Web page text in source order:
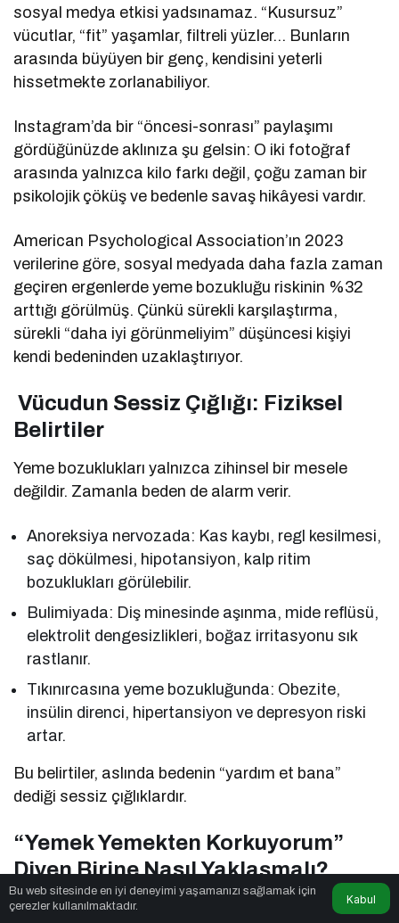
sosyal medya etkisi yadsınamaz. “Kusursuz”
vücutlar, “fit” yaşamlar, filtreli yüzler… Bunların
arasında büyüyen bir genç, kendisini yeterli
hissetmekte zorlanabiliyor.
Instagram’da bir “öncesi-sonrası” paylaşımı
gördüğünüzde aklınıza şu gelsin: O iki fotoğraf
arasında yalnızca kilo farkı değil, çoğu zaman bir
psikolojik çöküş ve bedenle savaş hikâyesi vardır.
American Psychological Association’ın 2023
verilerine göre, sosyal medyada daha fazla zaman
geçiren ergenlerde yeme bozukluğu riskinin %32
arttığı görülmüş. Çünkü sürekli karşılaştırma,
sürekli “daha iyi görünmeliyim” düşüncesi kişiyi
kendi bedeninden uzaklaştırıyor.
Vücudun Sessiz Çığlığı: Fiziksel
Belirtiler
Yeme bozuklukları yalnızca zihinsel bir mesele
değildir. Zamanla beden de alarm verir.
Anoreksiya nervozada: Kas kaybı, regl kesilmesi,
saç dökülmesi, hipotansiyon, kalp ritim
bozuklukları görülebilir.
Bulimiyada: Diş minesinde aşınma, mide reflüsü,
elektrolit dengesizlikleri, boğaz irritasyonu sık
rastlanır.
Tıkınırcasına yeme bozukluğunda: Obezite,
insülin direnci, hipertansiyon ve depresyon riski
artar.
Bu belirtiler, aslında bedenin “yardım et bana”
dediği sessiz çığlıklardır.
“Yemek Yemekten Korkuyorum”
Diyen Birine Nasıl Yaklaşmalı?
Bir yakınınız “yemek yemekten korkuyorum”
Bu web sitesinde en iyi deneyimi yaşamanızı sağlamak için
çerezler kullanılmaktadır.
Kabul